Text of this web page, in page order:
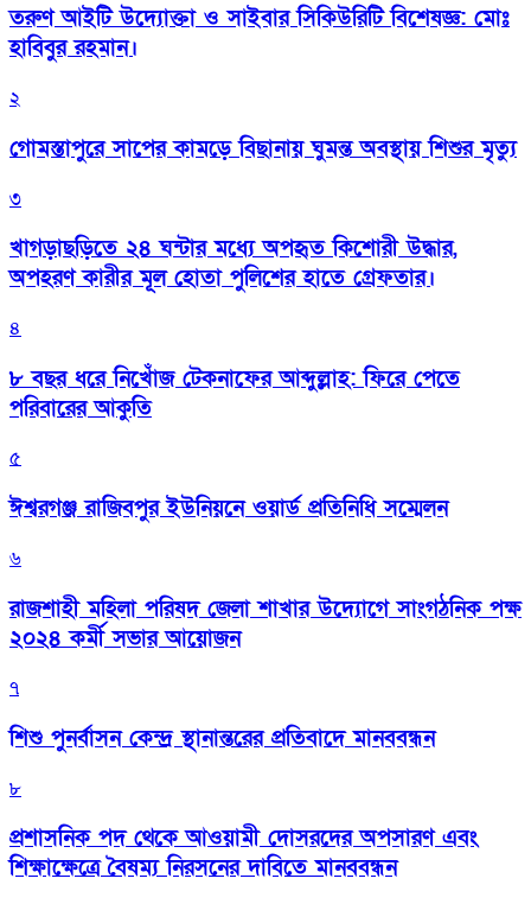
তরুণ আইটি উদ্যোক্তা ও সাইবার সিকিউরিটি বিশেষজ্ঞ: মোঃ
হাবিবুর রহমান।
২
গোমস্তাপুরে সাপের কামড়ে বিছানায় ঘুমন্ত অবস্থায় শিশুর মৃত্যু
৩
খাগড়াছড়িতে ২৪ ঘন্টার মধ্যে অপহৃত কিশোরী উদ্ধার,
অপহরণ কারীর মূল হোতা পুলিশের হাতে গ্রেফতার।
৪
৮ বছর ধরে নিখোঁজ টেকনাফের আব্দুল্লাহ: ফিরে পেতে
পরিবারের আকুতি
৫
ঈশ্বরগঞ্জ রাজিবপুর ইউনিয়নে ওয়ার্ড প্রতিনিধি সম্মেলন
৬
রাজশাহী মহিলা পরিষদ জেলা শাখার উদ্যোগে সাংগঠনিক পক্ষ
২০২৪ কর্মী সভার আয়োজন
৭
শিশু পুনর্বাসন কেন্দ্র স্থানান্তরের প্রতিবাদে মানববন্ধন
৮
প্রশাসনিক পদ থেকে আওয়ামী দোসরদের অপসারণ এবং
শিক্ষাক্ষেত্রে বৈষম্য নিরসনের দাবিতে মানববন্ধন